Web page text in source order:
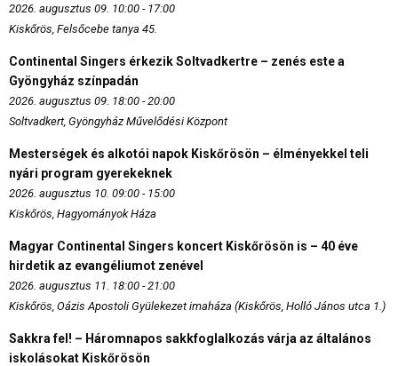
2026. augusztus 09. 10:00 - 17:00
Kiskőrös, Felsőcebe tanya 45.
Continental Singers érkezik Soltvadkertre – zenés este a
Gyöngyház színpadán
2026. augusztus 09. 18:00 - 20:00
Soltvadkert, Gyöngyház Művelődési Központ
Mesterségek és alkotói napok Kiskőrösön – élményekkel teli
nyári program gyerekeknek
2026. augusztus 10. 09:00 - 15:00
Kiskőrös, Hagyományok Háza
Magyar Continental Singers koncert Kiskőrösön is – 40 éve
hirdetik az evangéliumot zenével
2026. augusztus 11. 18:00 - 21:00
Kiskőrös, Oázis Apostoli Gyülekezet imaháza (Kiskőrös, Holló János utca 1.)
Sakkra fel! – Háromnapos sakkfoglalkozás várja az általános
iskolásokat Kiskőrösön